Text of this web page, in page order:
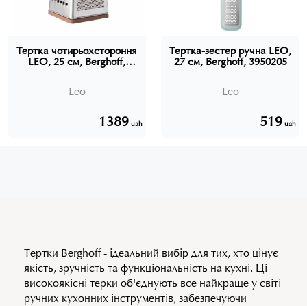
Тертка чотирьохстороння
LEO, 25 см, Berghoff,
Leo
1389 uah
Тертка-зестер ручна LEO,
27 см, Berghoff, 3950205
Leo
519 uah
Тертки Berghoff - ідеальний вибір для тих, хто цінує
якість, зручність та функціональність на кухні. Ці
високоякісні терки об'єднують все найкраще у світі
ручних кухонних інструментів, забезпечуючи